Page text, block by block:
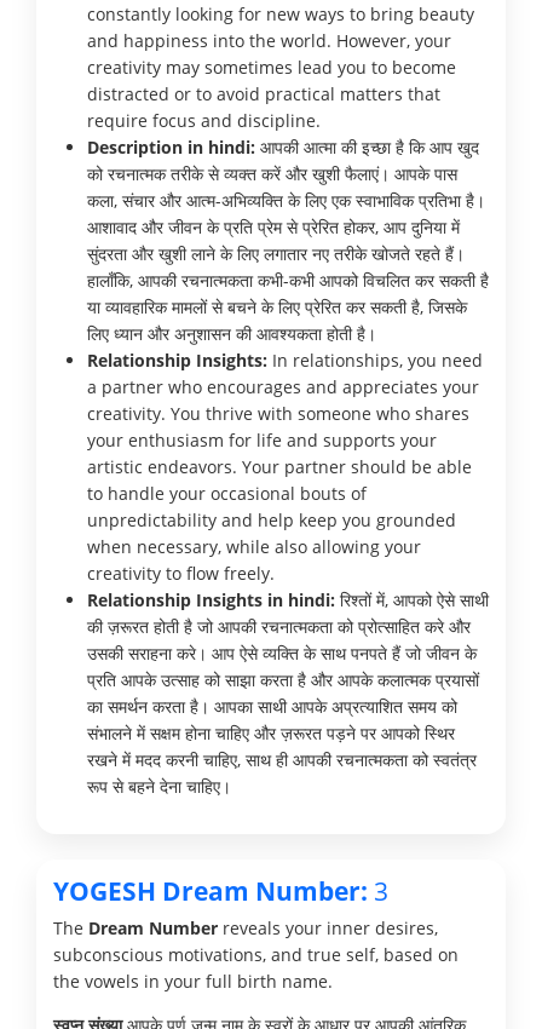
constantly looking for new ways to bring beauty
and happiness into the world. However, your
creativity may sometimes lead you to become
distracted or to avoid practical matters that
require focus and discipline.
Description in hindi: आपकी आत्मा की इच्छा है कि आप खुद
को रचनात्मक तरीके से व्यक्त करें और खुशी फैलाएं। आपके पास
कला, संचार और आत्म-अभिव्यक्ति के लिए एक स्वाभाविक प्रतिभा है।
आशावाद और जीवन के प्रति प्रेम से प्रेरित होकर, आप दुनिया में
सुंदरता और खुशी लाने के लिए लगातार नए तरीके खोजते रहते हैं।
हालाँकि, आपकी रचनात्मकता कभी-कभी आपको विचलित कर सकती है
या व्यावहारिक मामलों से बचने के लिए प्रेरित कर सकती है, जिसके
लिए ध्यान और अनुशासन की आवश्यकता होती है।
Relationship Insights: In relationships, you need
a partner who encourages and appreciates your
creativity. You thrive with someone who shares
your enthusiasm for life and supports your
artistic endeavors. Your partner should be able
to handle your occasional bouts of
unpredictability and help keep you grounded
when necessary, while also allowing your
creativity to flow freely.
Relationship Insights in hindi: रिश्तों में, आपको ऐसे साथी
की ज़रूरत होती है जो आपकी रचनात्मकता को प्रोत्साहित करे और
उसकी सराहना करे। आप ऐसे व्यक्ति के साथ पनपते हैं जो जीवन के
प्रति आपके उत्साह को साझा करता है और आपके कलात्मक प्रयासों
का समर्थन करता है। आपका साथी आपके अप्रत्याशित समय को
संभालने में सक्षम होना चाहिए और ज़रूरत पड़ने पर आपको स्थिर
रखने में मदद करनी चाहिए, साथ ही आपकी रचनात्मकता को स्वतंत्र
रूप से बहने देना चाहिए।
YOGESH Dream Number: 3
The Dream Number reveals your inner desires,
subconscious motivations, and true self, based on
the vowels in your full birth name.